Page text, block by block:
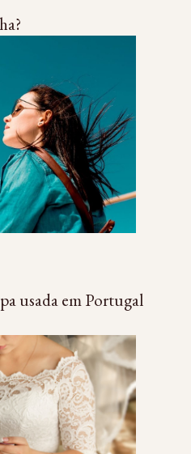
usada em Portugal